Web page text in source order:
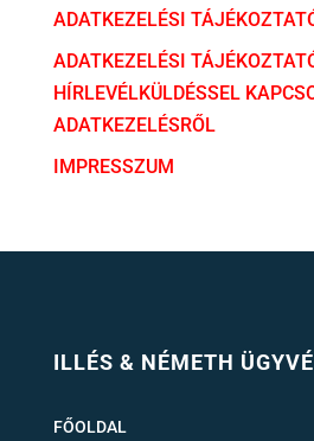
ADATKEZELÉSI
ADATKEZELÉSI
HÍRLEVÉLKÜLDÉSSEL
ADATKEZELÉSRŐL
IMPRESSZUM
ILLÉS & NÉMETH
FŐOLDAL